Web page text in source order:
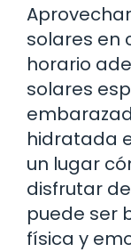
solares en
horario
solares
hidratada
un lugar
disfrutar
puede ser
física y